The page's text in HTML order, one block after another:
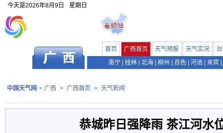
今天是2026年8月9日 星期日
首页 广西首页 天气预报 天气实况
南宁
桂林 北海 柳州 百色 河池 来宾
中国天气网 > 广西 > 广西首页 > 天气新闻
恭城昨日强降雨 茶江河水